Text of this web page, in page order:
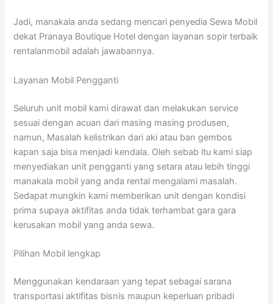
Jadi, manakala anda sedang mencari penyedia Sewa Mobil
dekat Pranaya Boutique Hotel dengan layanan sopir terbaik
rentalanmobil adalah jawabannya.
Layanan Mobil Pengganti
Seluruh unit mobil kami dirawat dan melakukan service
sesuai dengan acuan dari masing masing produsen,
namun, Masalah kelistrikan dari aki atau ban gembos
kapan saja bisa menjadi kendala. Oleh sebab itu kami siap
menyediakan unit pengganti yang setara atau lebih tinggi
manakala mobil yang anda rental mengalami masalah.
Sedapat mungkin kami memberikan unit dengan kondisi
prima supaya aktifitas anda tidak terhambat gara gara
kerusakan mobil yang anda sewa.
Pilihan Mobil lengkap
Menggunakan kendaraan yang tepat sebagai sarana
transportasi aktifitas bisnis maupun keperluan pribadi